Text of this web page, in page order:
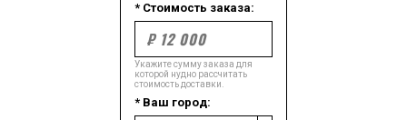
* Стоимость заказа:
Укажите сумму заказа для
которой нудно рассчитать
стоимость доставки.
* Ваш город: